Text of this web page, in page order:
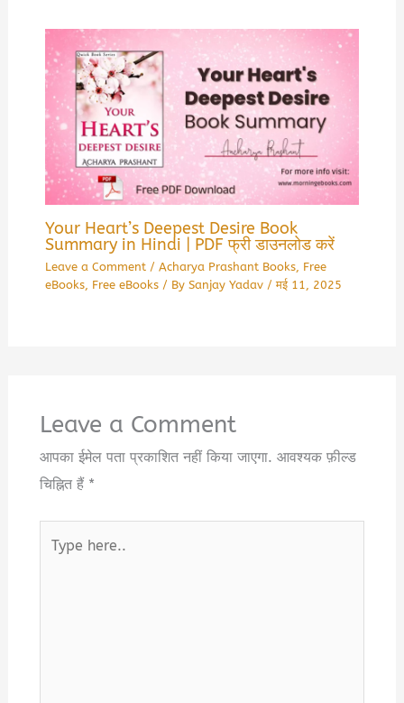
Your Heart’s Deepest Desire Book
Summary in Hindi | PDF फ्री डाउनलोड करें
Leave a Comment / Acharya Prashant Books, Free
eBooks, Free eBooks/ By Sanjay Yadav /मई 11, 2025
Leave a Comment
आपका ईमेल पता प्रकाशित नहीं किया जाएगा. आवश्यक फ़ील्ड
चिह्नित हैं *
here..